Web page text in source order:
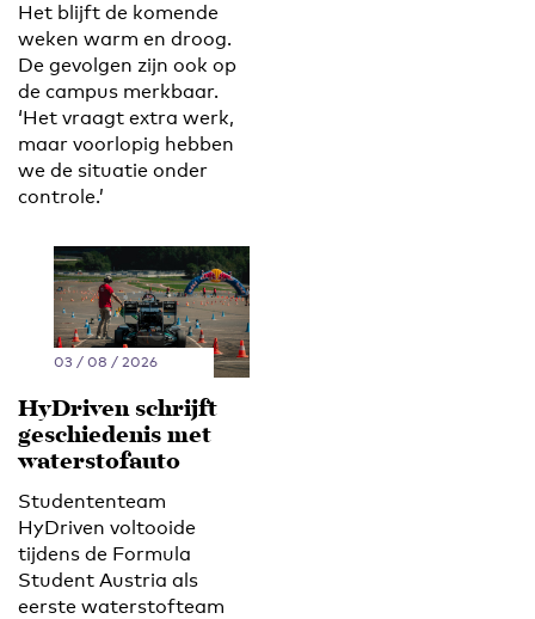
Het blijft de komende
weken warm en droog.
De gevolgen zijn ook op
de campus merkbaar.
‘Het vraagt extra werk,
maar voorlopig hebben
we de situatie onder
controle.’
03 / 08 / 2026
HyDriven schrijft
geschiedenis met
waterstofauto
Studententeam
HyDriven voltooide
tijdens de Formula
Student Austria als
eerste waterstofteam